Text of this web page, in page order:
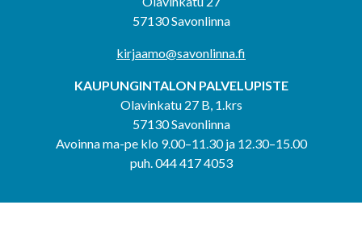
57130 Savonlinna
kirjaamo@savonlinna.fi
KAUPUNGINTALON PALVELUPISTE
Olavinkatu 27 B, 1.krs
57130 Savonlinna
Avoinna ma-pe klo 9.00–11.30 ja 12.30–15.00
puh. 044 417 4053